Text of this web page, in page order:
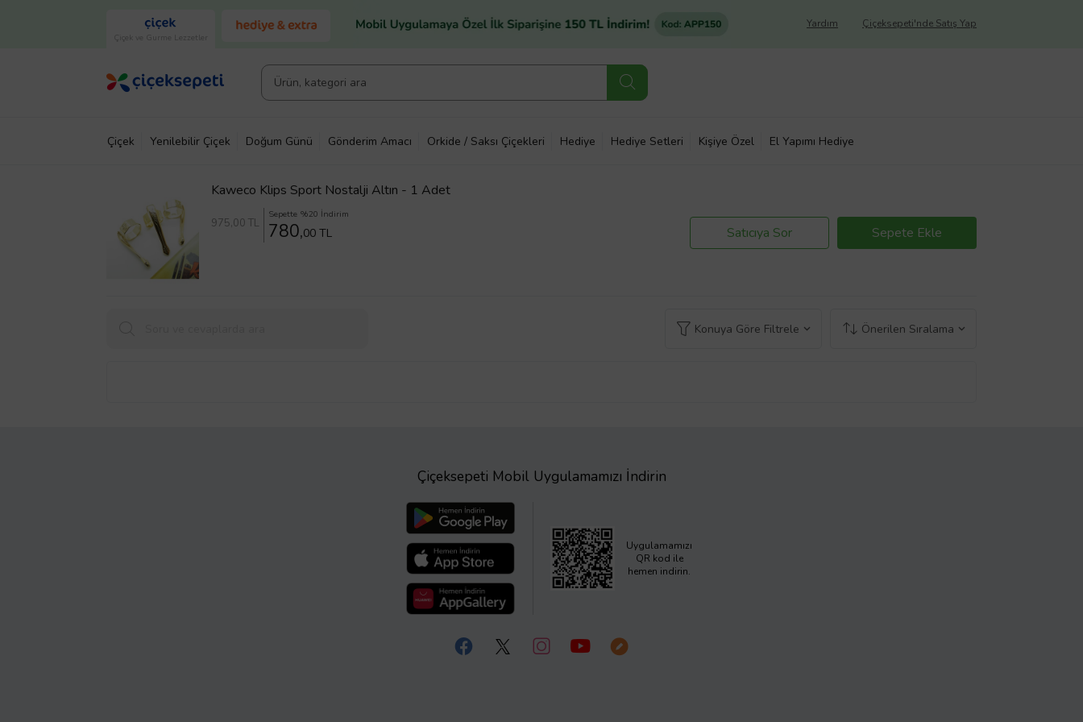
Çiçek ve Gurme Lezzetler
Çiçeksepeti'nde Satış Yap
Yardım
Çiçek Yenilebilir Çiçek Doğum Günü Gönderim Amacı Orkide / Saksı Çiçekleri Hediye Hediye Setleri Kişiye Özel El Yapımı Hediye
Kaweco Klips Sport Nostalji Altın - 1 Adet
975,00 TL
Sepette %20 İndirim
780,00 TL Satıcıya Sor Sepete Ekle
Konuya Göre Filtrele Önerilen Sıralama
Çiçeksepeti Mobil Uygulamamızı İndirin
Uygulamamızı
QR kod ile
hemen indirin.